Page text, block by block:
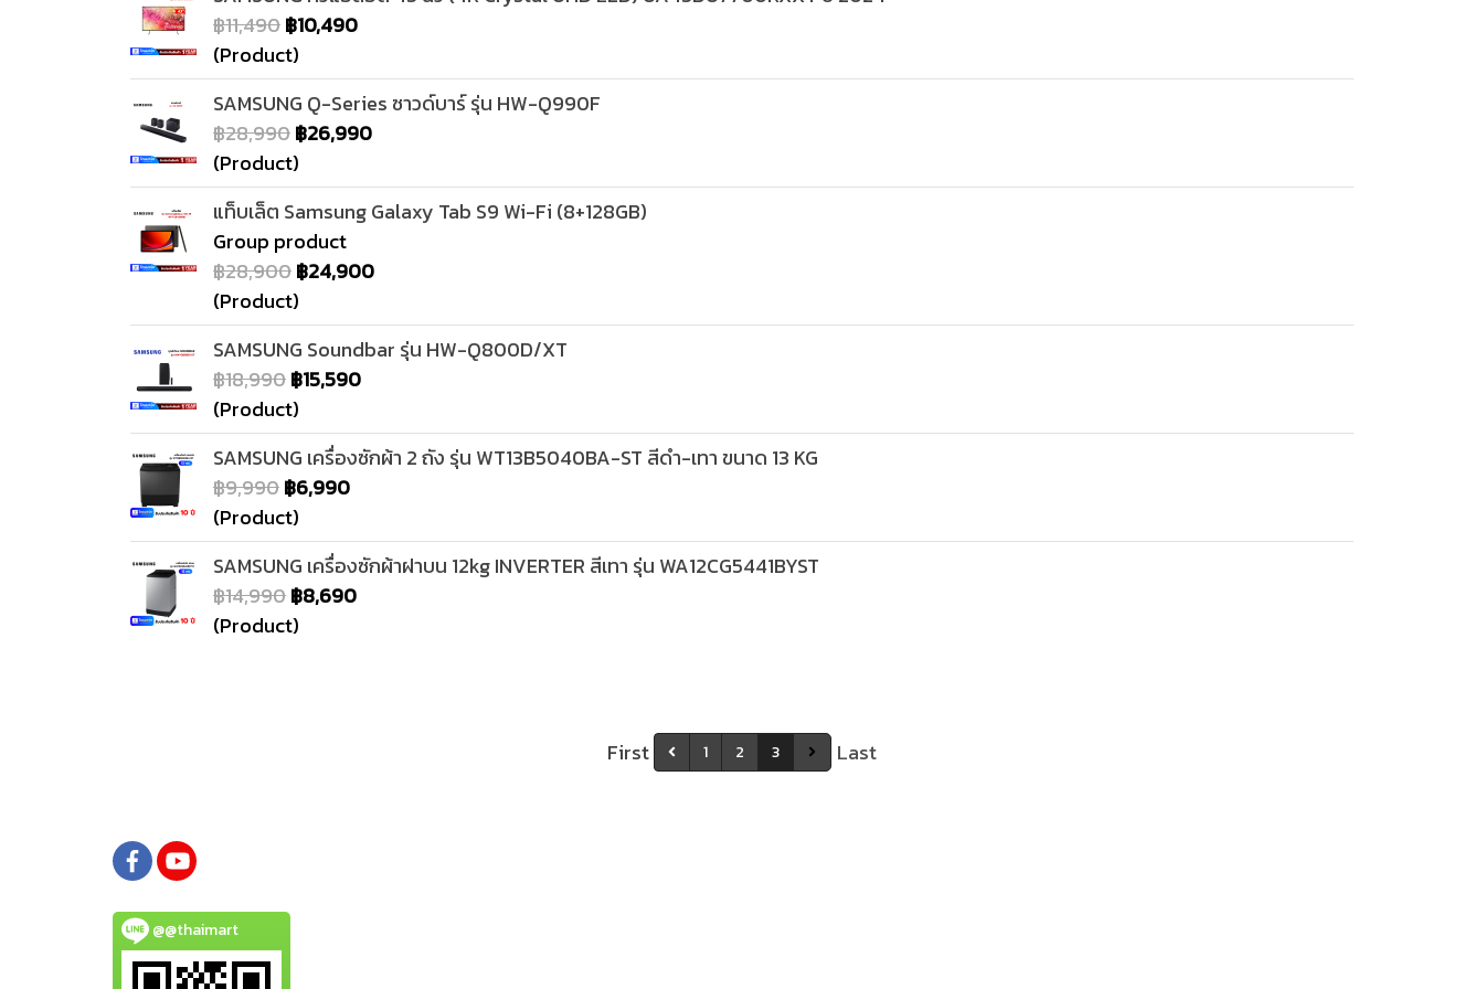
฿11,490฿10,490
(Product)
SAMSUNG Q-Series ซาวด์บาร์ รุ่น HW-Q990F
฿28,990฿26,990
(Product)
แท็บเล็ต Samsung Galaxy Tab S9 Wi-Fi (8+128GB)
Group product
฿28,900฿24,900
(Product)
SAMSUNG Soundbar รุ่น HW-Q800D/XT
฿18,990฿15,590
(Product)
SAMSUNG เครื่องซักผ้า 2 ถัง รุ่น WT13B5040BA-ST สีดำ-เทา ขนาด 13 KG
฿9,990฿6,990
(Product)
SAMSUNG เครื่องซักผ้าฝาบน 12kg INVERTER สีเทา รุ่น WA12CG5441BYST
฿14,990฿8,690
(Product)
First 1 2 3 Last
@@thaimart